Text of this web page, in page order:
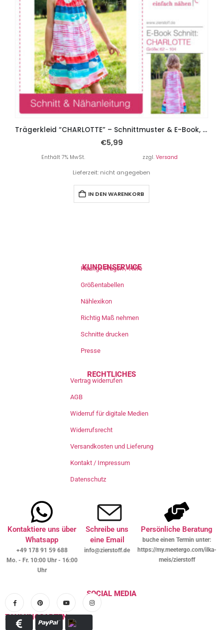
Trägerkleid “CHARLOTTE” – Schnittmuster & E-Book, Gr 62 – 104
€5,99
Enthält 7% MwSt. zzgl. Versand
Lieferzeit: nicht angegeben
IN DEN WARENKORB
KUNDENSERVICE
Häufige Fragen / Hilfe
Größentabellen
Nählexikon
Richtig Maß nehmen
Schnitte drucken
Presse
RECHTLICHES
Vertrag widerrufen
AGB
Widerruf für digitale Medien
Widerrufsrecht
Versandkosten und Lieferung
Kontakt / Impressum
Datenschutz
Kontaktiere uns über
Whatsapp
+49 178 91 59 688
Mo. - Fr. 10:00 Uhr - 16:00
Uhr
Schreibe uns
eine Email
info@zierstoff.de
Persönliche Beratung
buche einen Termin unter:
https://my.meetergo.com/ilka-
meis/zierstoff
SOCIAL MEDIA
ZAHLUNGSARTEN